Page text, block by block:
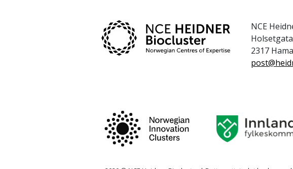
NCE
2317